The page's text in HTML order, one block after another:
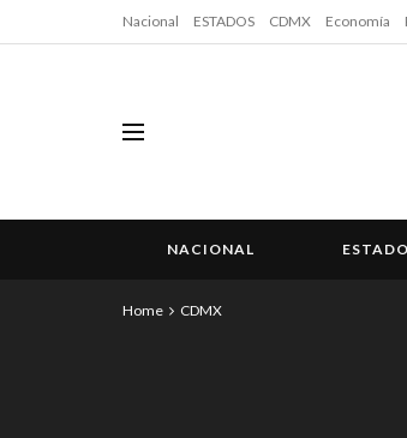
Nacional ESTADOS CDMX Economía
NACIONAL
Home CDMX